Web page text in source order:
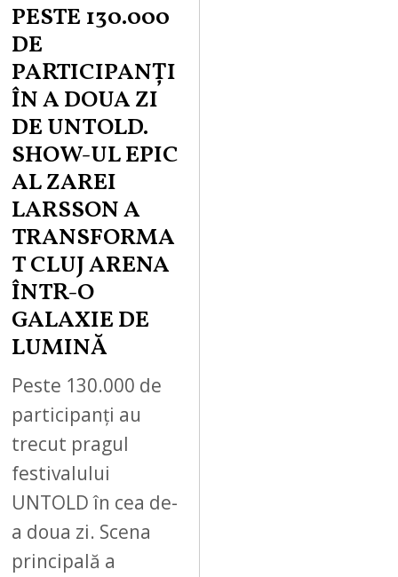
PESTE 130.000
DE
PARTICIPANȚI
ÎN A DOUA ZI
DE UNTOLD.
SHOW-UL EPIC
AL ZAREI
LARSSON A
TRANSFORMA
T CLUJ ARENA
ÎNTR-O
GALAXIE DE
LUMINĂ
Peste 130.000 de
participanți au
trecut pragul
festivalului
UNTOLD în cea de-
a doua zi. Scena
principală a